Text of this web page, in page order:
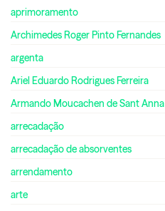
aprimoramento
Archimedes Roger Pinto Fernandes
argenta
Ariel Eduardo Rodrigues Ferreira
Armando Moucachen de Sant Anna
arrecadação
arrecadação de absorventes
arrendamento
arte